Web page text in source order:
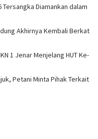
Diamankan dalam
Akhirnya Kembali Berkat
1 Jenar Menjelang HUT Ke-
Petani Minta Pihak Terkait